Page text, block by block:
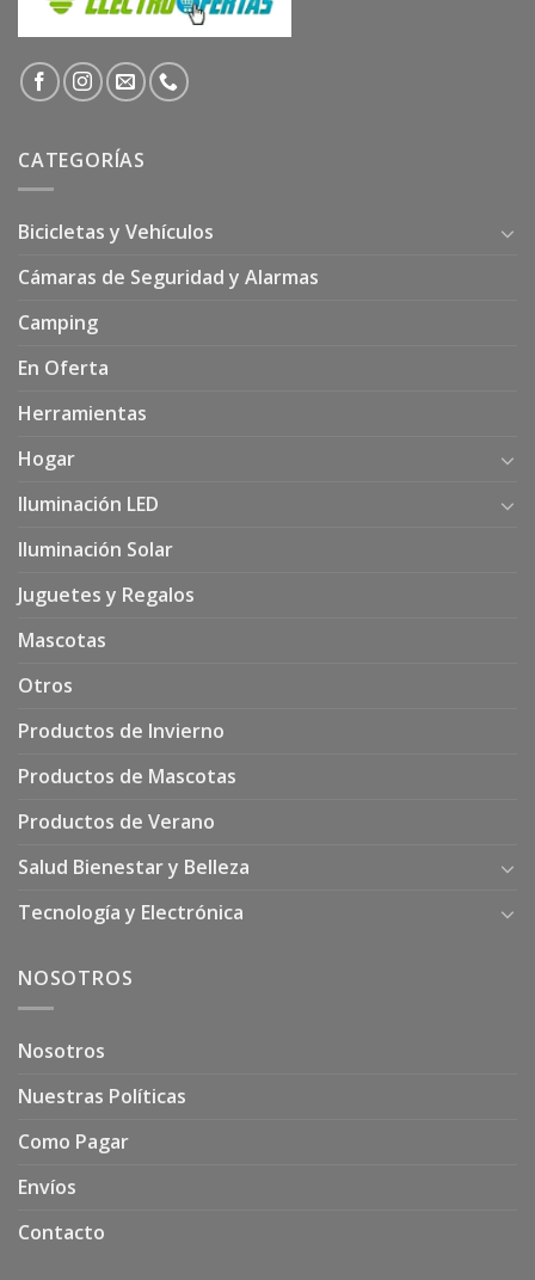
CATEGORÍAS
Bicicletas y Vehículos
Cámaras de Seguridad y Alarmas
Camping
En Oferta
Herramientas
Hogar
Iluminación LED
Iluminación Solar
Juguetes y Regalos
Mascotas
Otros
Productos de Invierno
Productos de Mascotas
Productos de Verano
Salud Bienestar y Belleza
Tecnología y Electrónica
NOSOTROS
Nosotros
Nuestras Políticas
Como Pagar
Envíos
Contacto